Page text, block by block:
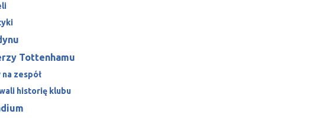
Tottenhamu
zespół
historię klubu